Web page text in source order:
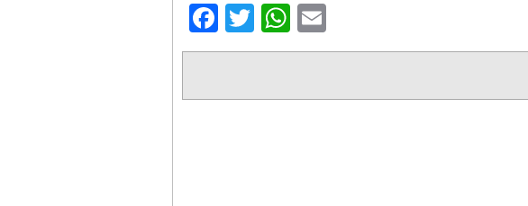
Facebook
TwitterWhatsApp